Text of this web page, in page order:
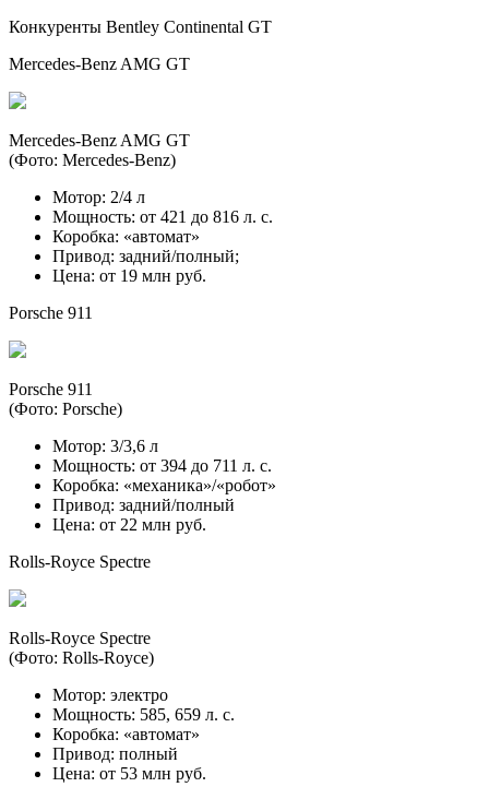
Конкуренты Bentley Continental GT
Mercedes-Benz AMG GT
Mercedes-Benz AMG GT
(Фото: Mercedes-Benz)
Мотор: 2/4 л
Мощность: от 421 до 816 л. с.
Коробка: «автомат»
Привод: задний/полный;
Цена: от 19 млн руб.
Porsche 911
Porsche 911
(Фото: Porsche)
Мотор: 3/3,6 л
Мощность: от 394 до 711 л. с.
Коробка: «механика»/«робот»
Привод: задний/полный
Цена: от 22 млн руб.
Rolls-Royce Spectre
Rolls-Royce Spectre
(Фото: Rolls-Royce)
Мотор: электро
Мощность: 585, 659 л. с.
Коробка: «автомат»
Привод: полный
Цена: от 53 млн руб.